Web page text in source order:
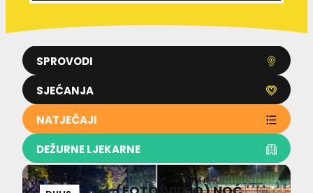
SPROVODI
SJEĆANJA
NATJEČAJI
DEŽURNE LJEKARNE